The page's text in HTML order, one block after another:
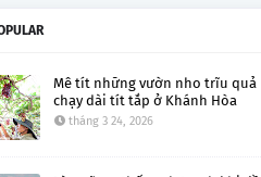
Mê tít những vườn nho trĩu quả
chạy dài tít tắp ở Khánh Hòa
tháng 3 24, 2026